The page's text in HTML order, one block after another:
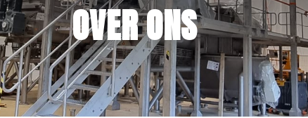
OVER ONS